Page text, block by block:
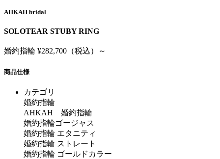
AHKAH bridal
SOLOTEAR STUBY RING
婚約指輪 ¥282,700（税込）～
商品仕様
カテゴリ
婚約指輪
AHKAH 婚約指輪
婚約指輪ゴージャス
婚約指輪 エタニティ
婚約指輪 ストレート
婚約指輪 ゴールドカラー